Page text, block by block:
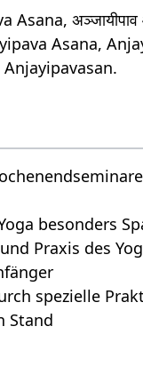
Asana,
besonders
Praxis des
spezielle
Stand